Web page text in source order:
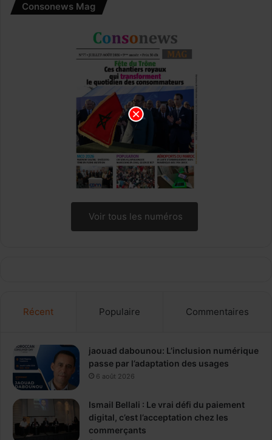
Consonews Mag
Voir tous les numéros
Récent Populaire Commentaires
jaouad dabounou: L’inclusion numérique
passe par l’adaptation des usages
6 août 2026
Ismail Bellali : Le vrai défi du paiement
digital, c’est l’acceptation chez les
commerçants